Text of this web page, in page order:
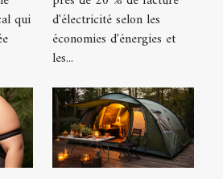
qui
d'électricité selon les
économies d'énergies et
les...